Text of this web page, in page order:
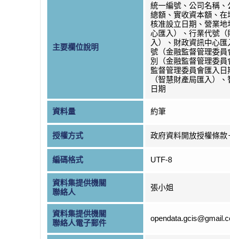
主要欄位說明
統一編號、公司名稱、
總額、實收資本額、在
核准設立日期、營業地
心匯入）、行業代號（
入）、財政資訊中心
號（金融監督管理委員
別（金融監督管理委
監督管理委員會匯入日
（智慧財產局匯入）
日期
資料量 約筆
授權方式 政府資料開放授權條款
編碼格式 UTF-8
資料集提供機關
聯絡人
張小姐
資料集提供機關
聯絡人電子郵件